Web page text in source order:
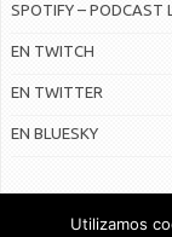
SPOTIFY – PODCAST
EN TWITCH
EN TWITTER
EN BLUESKY
Utilizamos